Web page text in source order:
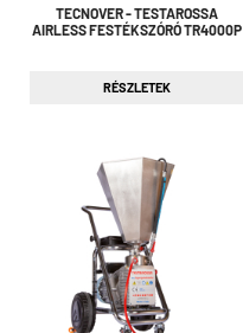
TECNOVER - TESTAROSSA
AIRLESS FESTÉKSZÓRÓ TR4000P
RÉSZLETEK